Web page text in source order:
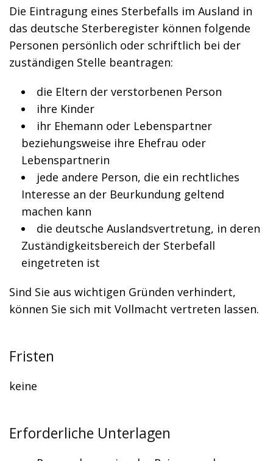
Die Eintragung eines Sterbefalls im Ausland in
das deutsche Sterberegister können folgende
Personen persönlich oder schriftlich bei der
zuständigen Stelle beantragen:
die Eltern der verstorbenen Person
ihre Kinder
ihr Ehemann oder Lebenspartner
beziehungsweise ihre Ehefrau oder
Lebenspartnerin
jede andere Person, die ein rechtliches
Interesse an der Beurkundung geltend
machen kann
die deutsche Auslandsvertretung, in deren
Zuständigkeitsbereich der Sterbefall
eingetreten ist
Sind Sie aus wichtigen Gründen verhindert,
können Sie sich mit Vollmacht vertreten lassen.
Fristen
keine
Erforderliche Unterlagen